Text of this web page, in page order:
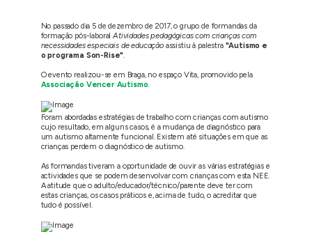
No passado dia 5 de dezembro de 2017, o grupo de formandas da
formação pós-laboralAtividades pedagógicas com crianças com
necessidades especiais de educaçãoassistiu à palestra "Autismo e
o programa Son-Rise".
O evento realizou-se em Braga, no espaço Vita, promovido pela
Associação Vencer Autismo.
Foram abordadas estratégias de trabalho com crianças com autismo
cujo resultado, em alguns casos, é a mudança de diagnóstico para
um autismo altamente funcional. Existem até situações em que as
crianças perdem o diagnóstico de autismo.
As formandas tiveram a oportunidade de ouvir as várias estratégias e
actividades que se podem desenvolvar com crianças com esta NEE.
A atitude que o adulto/educador/técnico/parente deve ter com
estas crianças, os casos práticos e, acima de tudo, o acreditar que
tudo é possível.